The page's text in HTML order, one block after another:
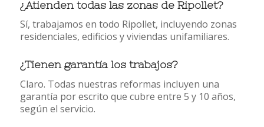
¿Atienden todas las zonas de Ripollet?
Sí, trabajamos en todo Ripollet, incluyendo zonas
residenciales, edificios y viviendas unifamiliares.
¿Tienen garantía los trabajos?
Claro. Todas nuestras reformas incluyen una
garantía por escrito que cubre entre 5 y 10 años,
según el servicio.